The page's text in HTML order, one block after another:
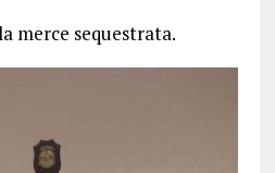
merce sequestrata.